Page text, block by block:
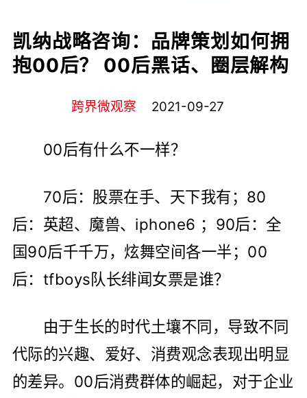
凯纳战略咨询：品牌策划如何拥
抱00后？ 00后黑话、圈层解构
跨界微观察 2021-09-27
00后有什么不一样？
70后：股票在手、天下我有；80
后：英超、魔兽、iphone6 ；90后：全
国90后千千万，炫舞空间各一半；00
后：tfboys队长绯闻女票是谁？
由于生长的时代土壤不同，导致不同
代际的兴趣、爱好、消费观念表现出明显
的差异。00后消费群体的崛起，对于企业